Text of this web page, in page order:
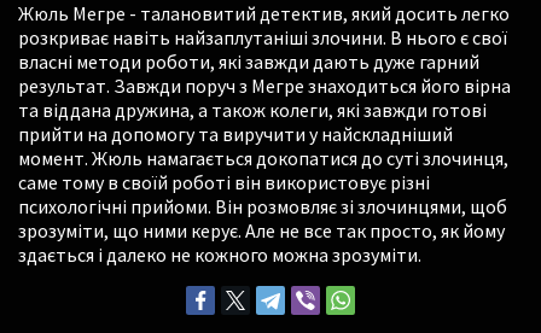
Жюль Мегре - талановитий детектив, який досить легко
розкриває навіть найзаплутаніші злочини. В нього є свої
власні методи роботи, які завжди дають дуже гарний
результат. Завжди поруч з Мегре знаходиться його вірна
та віддана дружина, а також колеги, які завжди готові
прийти на допомогу та виручити у найскладніший
момент. Жюль намагається докопатися до суті злочинця,
саме тому в своїй роботі він використовує різні
психологічні прийоми. Він розмовляє зі злочинцями, щоб
зрозуміти, що ними керує. Але не все так просто, як йому
здається і далеко не кожного можна зрозуміти.